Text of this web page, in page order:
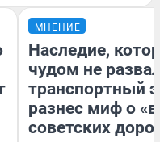
МНЕНИЕ
Наследие,
чудом не
транспортный
разнес миф о
советских